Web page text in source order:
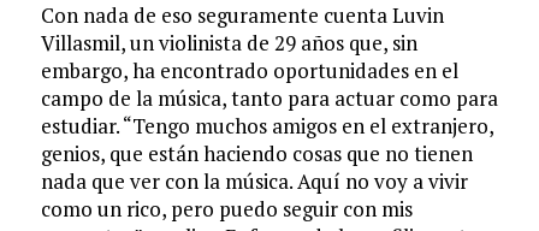
Con nada de eso seguramente cuenta Luvin
Villasmil, un violinista de 29 años que, sin
embargo, ha encontrado oportunidades en el
campo de la música, tanto para actuar como para
estudiar. “Tengo muchos amigos en el extranjero,
genios, que están haciendo cosas que no tienen
nada que ver con la música. Aquí no voy a vivir
como un rico, pero puedo seguir con mis